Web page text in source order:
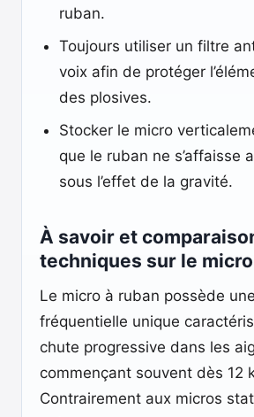
ruban.
Toujours utiliser un filtre
voix afin de protéger
des plosives.
Stocker le micro
que le ruban ne s’affaisse
sous l’effet de la gravité.
À savoir et
techniques sur le
Le micro à ruban possède
fréquentielle unique
chute progressive dans les
commençant souvent dès 12
Contrairement aux micros